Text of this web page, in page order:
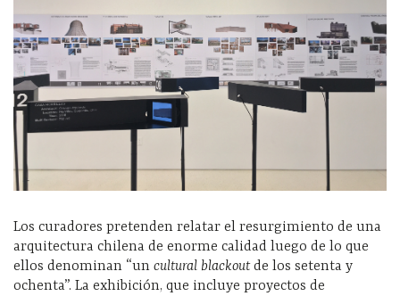
Los curadores pretenden relatar el resurgimiento de una
arquitectura chilena de enorme calidad luego de lo que
ellos denominan “un cultural blackoutde los setenta y
ochenta”. La exhibición, que incluye proyectos de